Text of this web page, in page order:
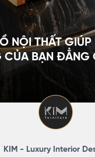
NỘI THẤT GIÚP
CỦA BẠN ĐẲNG
KIM - Luxury Interior